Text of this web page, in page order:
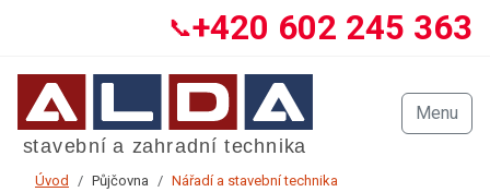
📞+420 602 245 363
Menu
Úvod Půjčovna
Nářadí a stavební technika